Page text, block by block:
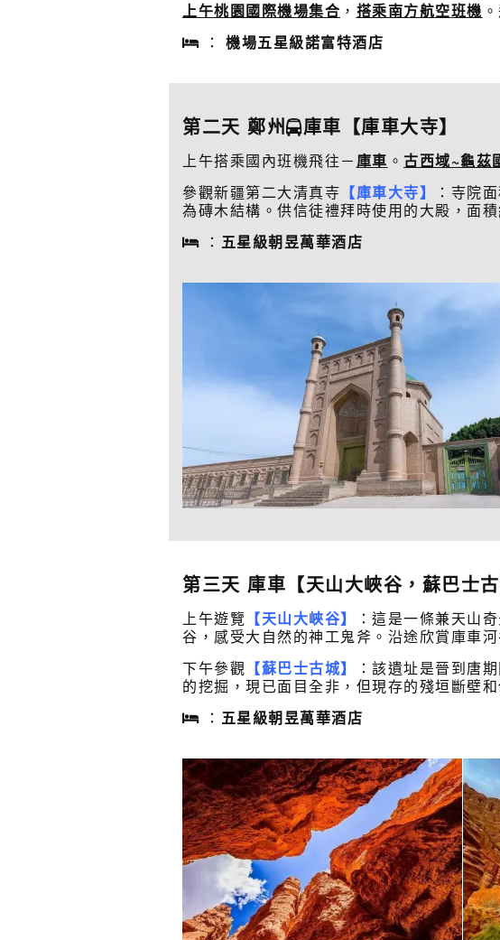
上午桃園國際機場集合 ， 搭乘南方航空班機
：
機場五星級諾富特酒店
第二天 鄭州 庫車【庫車大寺】
上午搭乘國內班機飛往－ 庫車 。 古西域~龜茲
參觀新疆第二大清真寺 【庫車大寺】
：寺院
為磚木結構。供信徒禮拜時使用的大殿，面
： 五星級朝昱萬華酒店
第三天 庫車【天山大峽谷，蘇巴士古
上午遊覽 【天山大峽谷】
：這是一條兼天山
谷，感受大自然的神工鬼斧。沿途欣賞庫車
下午參觀 【蘇巴士古城】
：該遺址是晉到唐
的挖掘，現已面目全非，但現存的殘垣斷壁
： 五星級朝昱萬華酒店